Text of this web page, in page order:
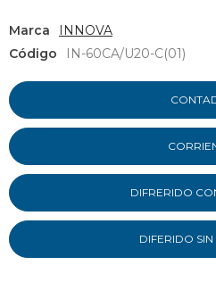
Marca
INNOVA
Código
IN-60CA/U20-C(01)
DIFRERIDO
DIFERIDO SIN